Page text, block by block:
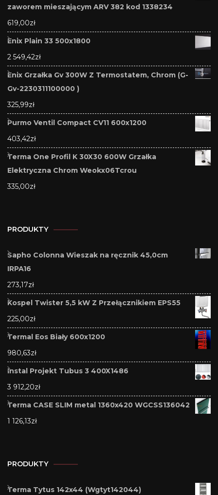
zaworem mieszającym ARV 382 kod 1338234
619,00zł
Enix Plain 33 500x1800
2 549,42zł
Enix Grzałka Gv 300W Z Termostatem, Chrom (G-
Gv-2230311100000 )
325,99zł
Purmo Ventil Compact CV11 600x1200
403,42zł
Terma One Profil K 30X30 600W Grzałka
Elektryczna Chrom Weokx06Tcrou
335,00zł
PRODUKTY
Sapho Colonna Wieszak na ręcznik 45,0cm
IRPA16
273,17zł
Kospel Twister 5,5 kW Z Przełącznikiem EPS55
225,00zł
Termal Eos Biały 600x1200
980,63zł
Instal Projekt Tubus 3 400X1486
3 912,20zł
Terma CASE SLIM metal 1360x420 WGCSS136042
1 126,13zł
PRODUKTY
Terma Tytus 142x44 (Wgtyt142044)